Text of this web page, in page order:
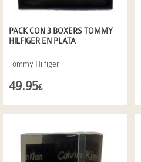
PACK CON 3 BOXERS TOMMY
HILFIGER EN PLATA
Tommy Hilfiger
49.95€